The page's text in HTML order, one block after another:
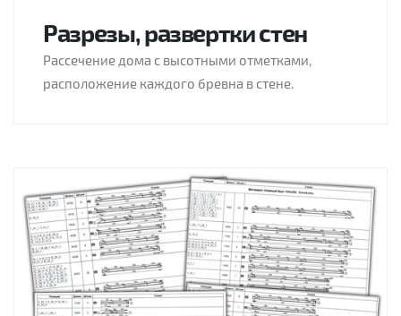
Разрезы, развертки стен
Рассечение дома с высотными отметками,
расположение каждого бревна в стене.